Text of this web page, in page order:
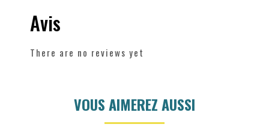
Avis
There are no reviews yet
VOUS AIMEREZ AUSSI